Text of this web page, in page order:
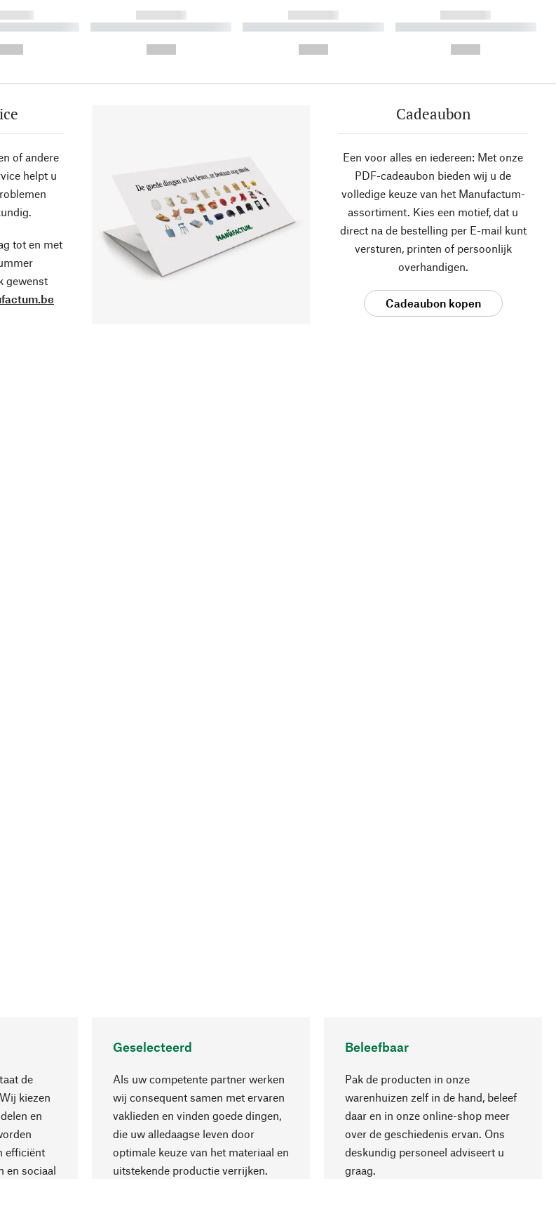
----------
------------
----------- ----------- ----------
------------
----------- ----------- ----------
------------
----------- ----------- ----------
of andere
helpt u
tot en met
gewenst
Cadeaubon
Een voor alles en iedereen: Met onze
PDF-cadeaubon bieden wij u de
volledige keuze van het Manufactum-
assortiment. Kies een motief, dat u
direct na de bestelling per E-mail kunt
versturen, printen of persoonlijk
overhandigen.
Cadeaubon kopen
de
kiezen
en
efficiënt
en sociaal
Geselecteerd
Als uw competente partner werken
wij consequent samen met ervaren
vaklieden en vinden goede dingen,
die uw alledaagse leven door
optimale keuze van het materiaal en
uitstekende productie verrijken.
Beleefbaar
Pak de producten in onze
warenhuizen zelf in de hand, beleef
daar en in onze online-shop meer
over de geschiedenis ervan. Ons
deskundig personeel adviseert u
graag.
Naar boven